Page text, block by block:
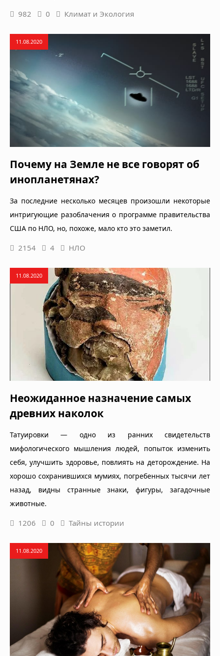
982 0 Климат и Экология
11.08.2020
Почему на Земле не все говорят об
инопланетянах?
За последние несколько месяцев произошли некоторые
интригующие разоблачения о программе правительства
США по НЛО, но, похоже, мало кто это заметил.
2154 4 НЛО
11.08.2020
Неожиданное назначение самых
древних наколок
Татуировки — одно из ранних свидетельств
мифологического мышления людей, попыток изменить
себя, улучшить здоровье, повлиять на деторождение. На
хорошо сохранившихся мумиях, погребенных тысячи лет
назад, видны странные знаки, фигуры, загадочные
животные.
1206 0 Тайны истории
11.08.2020